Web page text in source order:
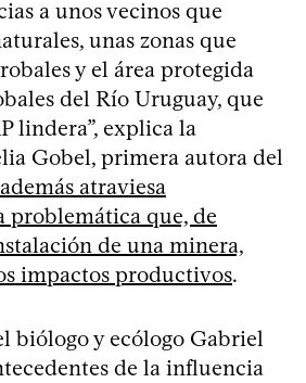
a unos vecinos que
unas zonas que
y el área protegida
del Río Uruguay, que
lindera”, explica la
Gobel, primera autora del
atraviesa
problemática que, de
de una minera,
impactos productivos.
biólogo y ecólogo Gabriel
de la influencia